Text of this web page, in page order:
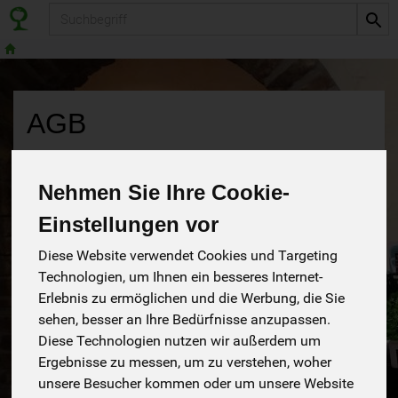
Nehmen Sie Ihre Cookie-
Einstellungen vor
Diese Website verwendet Cookies und Targeting
Technologien, um Ihnen ein besseres Internet-
Erlebnis zu ermöglichen und die Werbung, die Sie
sehen, besser an Ihre Bedürfnisse anzupassen.
Diese Technologien nutzen wir außerdem um
Ergebnisse zu messen, um zu verstehen, woher
unsere Besucher kommen oder um unsere Website
AGB
Geschäftsbedingungen
Lieferungen gelten die nachfolgenden allgemeinen
Bedingungen.Diese AGBs werden durch Auftragserteilung
bzw. Bestellung anerkannt. Hiervon abweichende
Bedingungen sind nur gültig, wenn diese mit uns vereinbart
und schriftlich bestätigt wurden.
Preise und Angebote beziehen sich ausschließlich auf
unser Liefergebiet.
Bestellung